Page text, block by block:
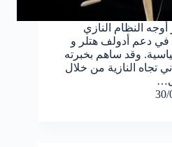
النظام النازي
في دعم أدولف هتلر و
وقد ساهم بخبرته
تجاه النازية من خلال
30/